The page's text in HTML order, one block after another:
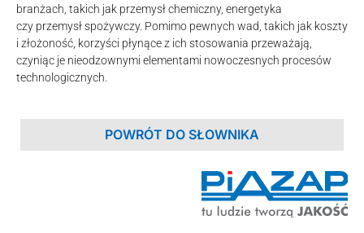
branżach, takich jak przemysł chemiczny, energetyka
czy przemysł spożywczy. Pomimo pewnych wad, takich jak koszty
i złożoność, korzyści płynące z ich stosowania przeważają,
czyniąc je nieodzownymi elementami nowoczesnych procesów
technologicznych.
POWRÓT DO SŁOWNIKA